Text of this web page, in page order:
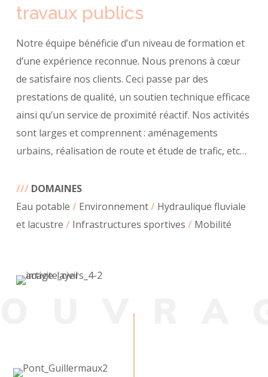
travaux publics
Notre équipe bénéficie d’un niveau de formation et
d’une expérience reconnue. Nous prenons à cœur
de satisfaire nos clients. Ceci passe par des
prestations de qualité, un soutien technique efficace
ainsi qu’un service de proximité réactif. Nos activités
sont larges et comprennent : aménagements
urbains, réalisation de route et étude de trafic, etc…
/// DOMAINES
Eau potable/ Environnement/ Hydraulique fluviale
et lacustre/ Infrastructures sportives/ Mobilité
V